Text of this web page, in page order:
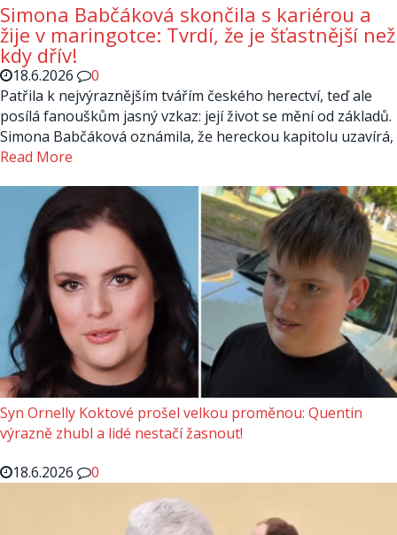
Simona Babčáková skončila s kariérou a
žije v maringotce: Tvrdí, že je šťastnější než
kdy dřív!
18.6.2026
0
Patřila k nejvýraznějším tvářím českého herectví, teď ale
posílá fanouškům jasný vzkaz: její život se mění od základů.
Simona Babčáková oznámila, že hereckou kapitolu uzavírá,
Read More
Syn Ornelly Koktové prošel velkou proměnou: Quentin
výrazně zhubl a lidé nestačí žasnout!
18.6.2026
0